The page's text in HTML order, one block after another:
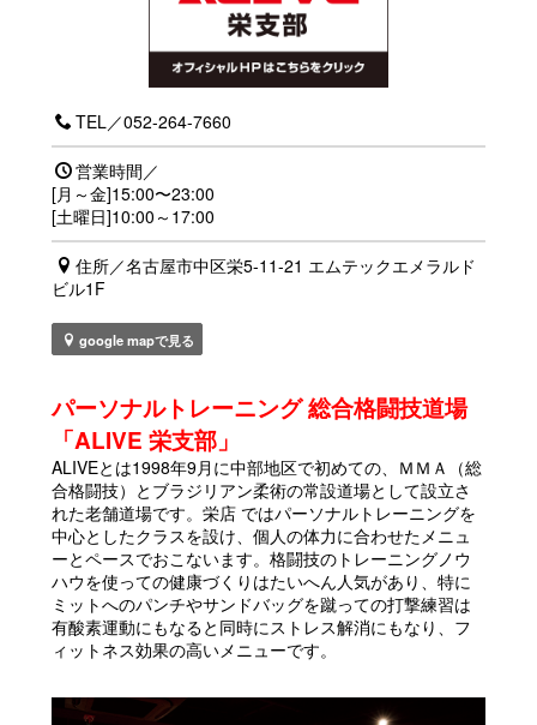
TEL／052-264-7660
営業時間／
[月～金]15:00〜23:00
[土曜日]10:00～17:00
住所／名古屋市中区栄5-11-21 エムテックエメラルド
ビル1F
google mapで見る
パーソナルトレーニング 総合格闘技道場
「ALIVE 栄支部」
ALIVEとは1998年9月に中部地区で初めての、ＭＭＡ（総
合格闘技）とブラジリアン柔術の常設道場として設立さ
れた老舗道場です。栄店 ではパーソナルトレーニングを
中心としたクラスを設け、個人の体力に合わせたメニュ
ーとペースでおこないます。格闘技のトレーニングノウ
ハウを使っての健康づくりはたいへん人気があり、特に
ミットへのパンチやサンドバッグを蹴っての打撃練習は
有酸素運動にもなると同時にストレス解消にもなり、フ
ィットネス効果の高いメニューです。